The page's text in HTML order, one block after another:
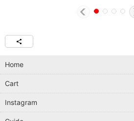
Home
Cart
Instagram